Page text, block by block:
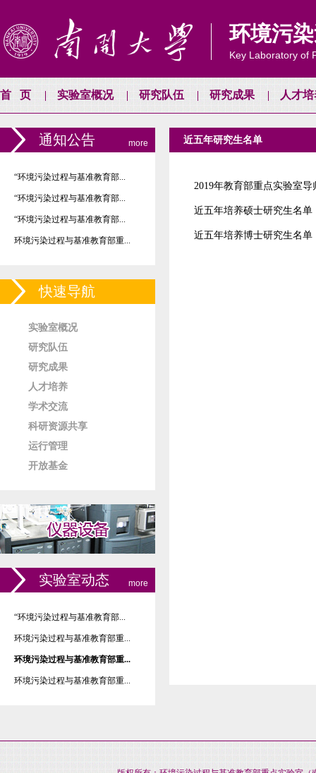
环境污
Key Laboratory of
首页 实验室概况 研究队伍 研究成果 人才
通知公告 more
“环境污染过程与基准教育部...
“环境污染过程与基准教育部...
“环境污染过程与基准教育部...
环境污染过程与基准教育部重...
快速导航
实验室概况
研究队伍
研究成果
人才培养
学术交流
科研资源共享
运行管理
开放基金
实验室动态 more
“环境污染过程与基准教育部...
环境污染过程与基准教育部重...
环境污染过程与基准教育部重...
环境污染过程与基准教育部重...
近五年研究生名单
2019年教育部重点实验室
近五年培养硕士研究生名单
近五年培养博士研究生名单